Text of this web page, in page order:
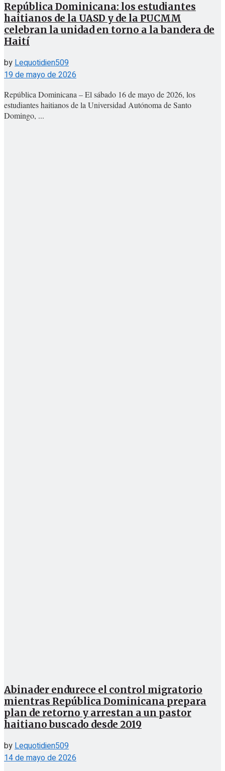
República Dominicana: los estudiantes
haitianos de la UASD y de la PUCMM
celebran la unidad en torno a la bandera de
Haití
by Lequotidien509
19 de mayo de 2026
República Dominicana – El sábado 16 de mayo de 2026, los
estudiantes haitianos de la Universidad Autónoma de Santo
Domingo, ...
Abinader endurece el control migratorio
mientras República Dominicana prepara
plan de retorno y arrestan a un pastor
haitiano buscado desde 2019
byLequotidien509
14 de mayo de 2026